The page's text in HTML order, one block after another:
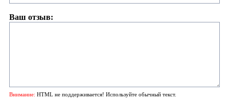
Ваш отзыв:
Внимание: HTML не поддерживается! Используйте обычный текст.